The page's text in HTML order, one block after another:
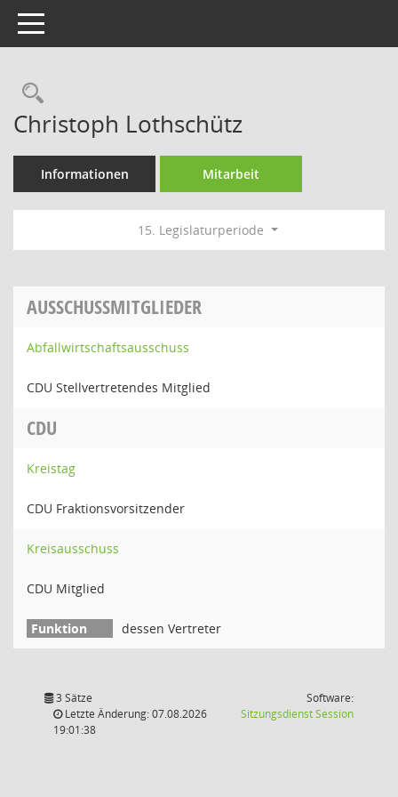
Toggle navigation
Rechercheauswahl
Christoph Lothschütz
Informationen Mitarbeit
15. Legislaturperiode
AUSSCHUSSMITGLIEDER
Abfallwirtschaftsausschuss
CDU Stellvertretendes Mitglied
CDU
Kreistag
CDU Fraktionsvorsitzender
Kreisausschuss
CDU Mitglied
dessen Vertreter
3 Sätze
Letzte Änderung: 07.08.2026
19:01:38
Software:
SitzungsdienstSession(Wird in